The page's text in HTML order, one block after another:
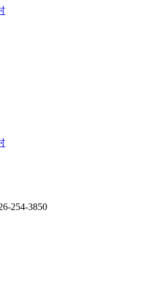
254-3850